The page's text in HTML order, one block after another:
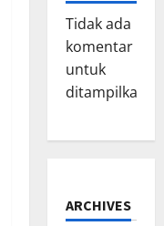
Tidak ada
komentar
untuk
ditampilkan.
ARCHIVES